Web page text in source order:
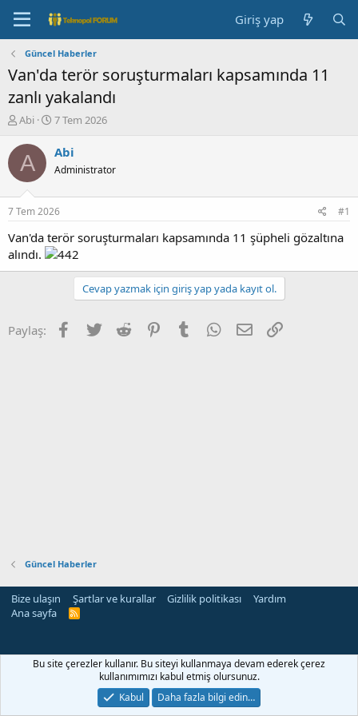
Giriş yap
Güncel Haberler
Van'da terör soruşturmaları kapsamında 11
zanlı yakalandı
K
n
b
u
u
b
a
l
Abi
B
ş
a
g
ı
ç
t
a
7 Tem 2026
A Abi
Administrator
7 Tem 2026 #1
Van'da terör soruşturmaları kapsamında 11 şüpheli gözaltına
alındı.
Cevap yazmak için giriş yap yada kayıt ol.
Paylaş: Facebook
Twitter Reddit PinterestTumblr WhatsApp
E-posta
Güncel Haberler
Bize ulaşın Şartlar ve kurallar Gizlilik politikası
Yardım
Ana sayfa
R
Bu site çerezler kullanır. Bu siteyi kullanmaya devam ederek çerez
kullanımımızı kabul etmiş olursunuz.
Kabul
Daha fazla bilgi edin…